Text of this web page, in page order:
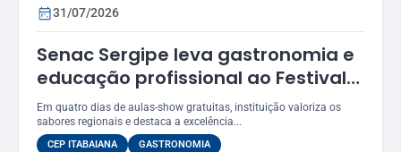
31/07/2026
Senac Sergipe leva gastronomia e
educação profissional ao Festival
Gastronômico de Itabaiana 2026
Em quatro dias de aulas-show gratuitas, instituição valoriza os
sabores regionais e destaca a excelência...
CEP ITABAIANA
GASTRONOMIA